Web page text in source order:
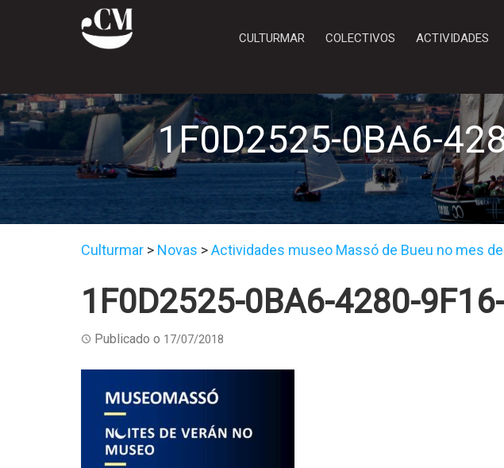
CULTURMAR COLECTIVOS ACTIVIDADES
1F0D2525-0BA6-
Culturmar > Novas >Actividades museo Massó de Bueu no mes
1F0D2525-0BA6-4280-
Publicado o 17/07/2018